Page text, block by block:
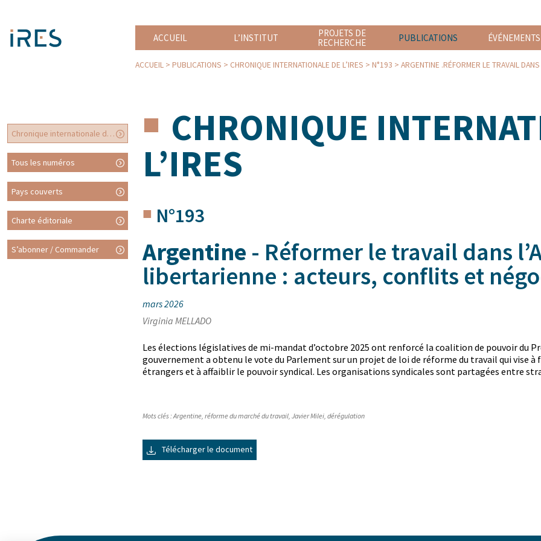
ACCUEIL L’INSTITUT
PROJETS DE
RECHERCHE
PUBLICATIONS ÉVÉNEMENTS
ACCUEIL > PUBLICATIONS > CHRONIQUE INTERNATIONALE DE L’IRES > N°193 > ARGENTINE .RÉFORMER LE TRAVAIL DANS L’ARGENTINE LIBERTARIENNE : ACTEURS, CONFLITS
Chronique internationale de l’IRES
Tous les numéros
Pays couverts
Charte éditoriale
S’abonner / Commander
CHRONIQUE
L’IRES
N°193
Argentine - Réformer le travail dans
libertarienne : acteurs, conflits et
mars 2026
Virginia MELLADO
Les élections législatives de mi-mandat d’octobre 2025 ont renforcé la coalition de pouvoir du
gouvernement a obtenu le vote du Parlement sur un projet de loi de réforme du travail qui vise
étrangers et à affaiblir le pouvoir syndical. Les organisations syndicales sont partagées entre
Mots clés :Argentine, réforme du marché du travail, Javier Milei, dérégulation
Télécharger le document